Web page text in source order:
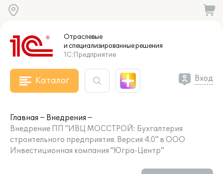
Отраслевые
и специализированныерешения
1С:Предприятие
Каталог Вход
Главная
Внедрения
Внедрение ПП "ИВЦ МОССТРОЙ: Бухгалтерия
строительного предприятия. Версия 4.0" в ООО
Инвестиционная компания "Югра-Центр"